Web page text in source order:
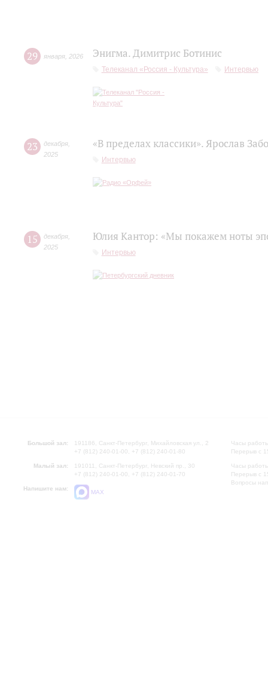
29 января 2026 Энигма. Димитрис Ботинис
Телеканал «Россия - Культура» Интервью
23 декабря
2025
«В пределах классики». Ярослав
Интервью
15 декабря
2025
Юлия Кантор: «Мы покажем ноты
Интервью
Большой зал:
191186, Санкт-Петербург, Михайловская ул., 2
+7 (812) 240-01-00, +7 (812) 240-01-80
Малый зал:
191011, Санкт-Петербург, Невский пр., 30
+7 (812) 240-01-00, +7 (812) 240-01-70
Напишите нам:
MAX
Часы
Перерыв с
Часы
Перерыв с
Вопросы